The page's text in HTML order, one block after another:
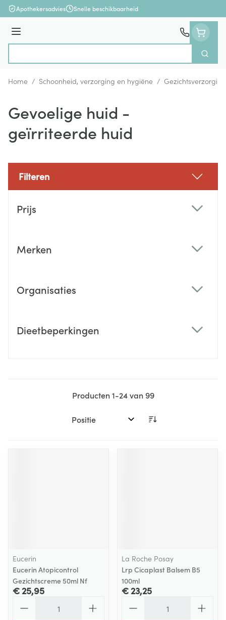
Ga naar de inhoud
Apothekersadvies Snelle beschikbaarheid
Menu
Zoek
Home / Schoonheid, verzorging en hygiëne / Gezichtsverzorging
Gevoelige huid -
geïrriteerde huid
Filteren
Prijs
Merken
Organisaties
Dieetbeperkingen
Producten1-24van99
Sorteer op:
Eucerin
Eucerin Atopicontrol
Gezichtscreme 50ml Nf
€ 25,95
La Roche Posay
Lrp Cicaplast Balsem B5
100ml
€ 23,25